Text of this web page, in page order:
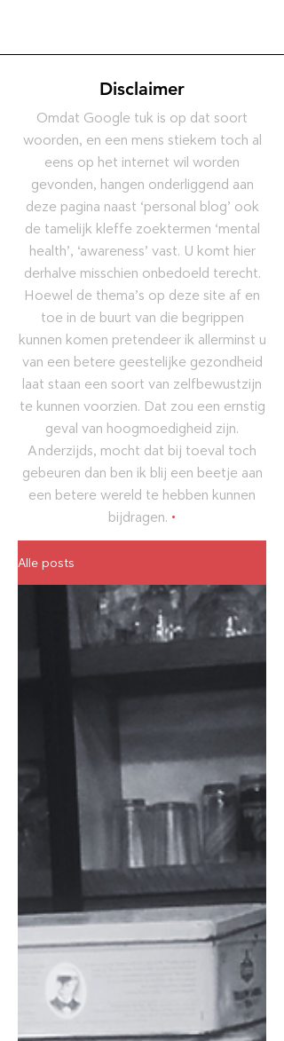
Disclaimer
Omdat Google tuk is op dat soort
woorden, en een mens stiekem toch al
eens op het internet wil worden
gevonden, hangen onderliggend aan
deze pagina naast ‘personal blog’ ook
de tamelijk kleffe zoektermen ‘mental
health’, ‘awareness’ vast. U komt hier
derhalve misschien onbedoeld terecht.
Hoewel de thema’s op deze site af en
toe in de buurt van die begrippen
kunnen komen pretendeer ik allerminst u
van een betere geestelijke gezondheid
laat staan een soort van zelfbewustzijn
te kunnen voorzien. Dat zou een ernstig
geval van hoogmoedigheid zijn.
Anderzijds, mocht dat bij toeval toch
gebeuren dan ben ik blij een beetje aan
een betere wereld te hebben kunnen
bijdragen. •
Alle posts